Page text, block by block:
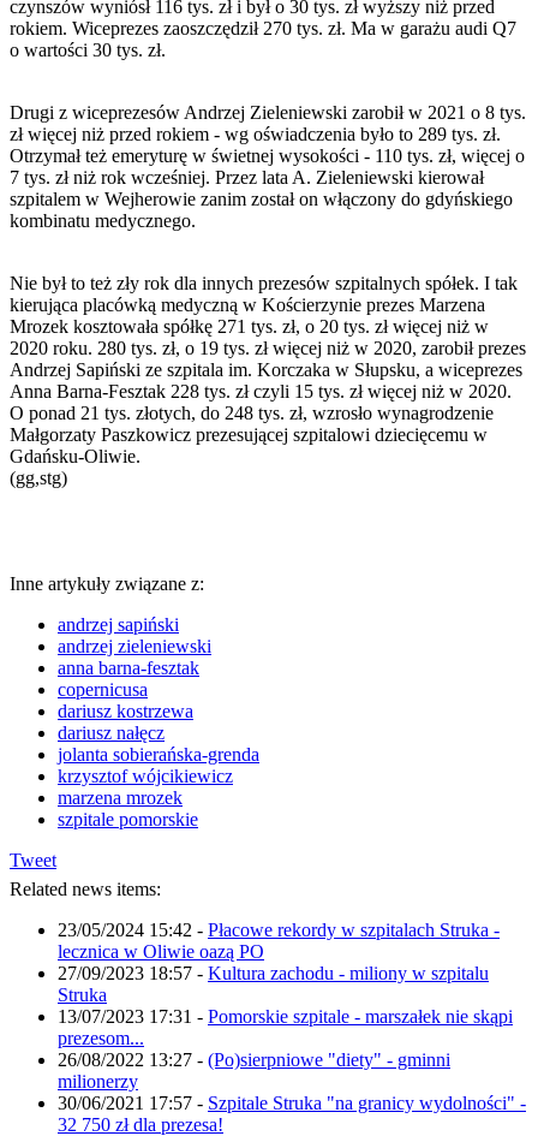
czynszów wyniósł 116 tys. zł i był o 30 tys. zł wyższy niż przed
rokiem. Wiceprezes zaoszczędził 270 tys. zł. Ma w garażu audi Q7
o wartości 30 tys. zł.
Drugi z wiceprezesów Andrzej Zieleniewski zarobił w 2021 o 8 tys.
zł więcej niż przed rokiem - wg oświadczenia było to 289 tys. zł.
Otrzymał też emeryturę w świetnej wysokości - 110 tys. zł, więcej o
7 tys. zł niż rok wcześniej. Przez lata A. Zieleniewski kierował
szpitalem w Wejherowie zanim został on włączony do gdyńskiego
kombinatu medycznego.
Nie był to też zły rok dla innych prezesów szpitalnych spółek. I tak
kierująca placówką medyczną w Kościerzynie prezes Marzena
Mrozek kosztowała spółkę 271 tys. zł, o 20 tys. zł więcej niż w
2020 roku. 280 tys. zł, o 19 tys. zł więcej niż w 2020, zarobił prezes
Andrzej Sapiński ze szpitala im. Korczaka w Słupsku, a wiceprezes
Anna Barna-Fesztak 228 tys. zł czyli 15 tys. zł więcej niż w 2020.
O ponad 21 tys. złotych, do 248 tys. zł, wzrosło wynagrodzenie
Małgorzaty Paszkowicz prezesującej szpitalowi dziecięcemu w
Gdańsku-Oliwie.
(gg,stg)
Inne artykuły związane z:
andrzej sapiński
andrzej zieleniewski
anna barna-fesztak
copernicusa
dariusz kostrzewa
dariusz nałęcz
jolanta sobierańska-grenda
krzysztof wójcikiewicz
marzena mrozek
szpitale pomorskie
Tweet
Related news items:
23/05/2024 15:42 - Płacowe rekordy w szpitalach Struka -
lecznica w Oliwie oazą PO
27/09/2023 18:57 - Kultura zachodu - miliony w szpitalu
Struka
13/07/2023 17:31 - Pomorskie szpitale - marszałek nie skąpi
prezesom...
26/08/2022 13:27 - (Po)sierpniowe "diety" - gminni
milionerzy
30/06/2021 17:57 - Szpitale Struka "na granicy wydolności" -
32 750 zł dla prezesa!